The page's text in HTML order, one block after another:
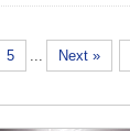
5 Next »